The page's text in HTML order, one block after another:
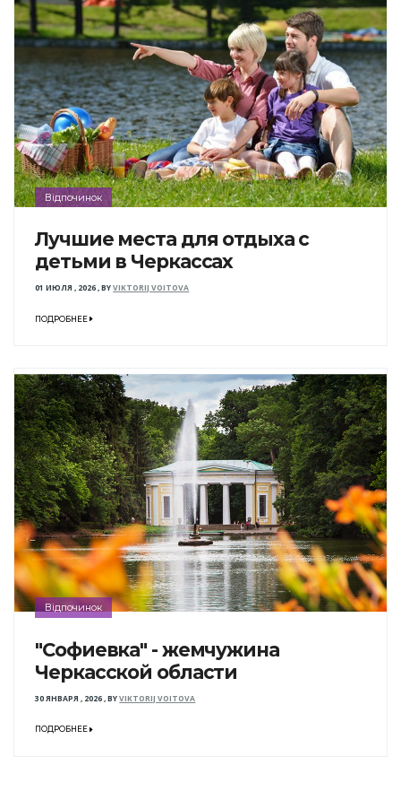
Відпочинок
Лучшие места для отдыха с
детьми в Черкассах
01 ИЮЛЯ , 2026,BYVIKTORIJ VOITOVA
ПОДРОБНЕЕ
Відпочинок
"Софиевка" - жемчужина
Черкасской области
30 ЯНВАРЯ , 2026,BYVIKTORIJ VOITOVA
ПОДРОБНЕЕ